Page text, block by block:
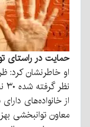
حمایت در راستای
او خاطرنشان کرد:
از خانواده‌های
معاون توانبخشی